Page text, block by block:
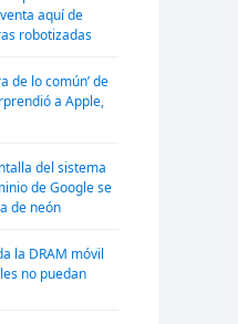
aquí de
robotizadas
de lo común’ de
a Apple,
del sistema
de Google se
de neón
la DRAM móvil
no puedan